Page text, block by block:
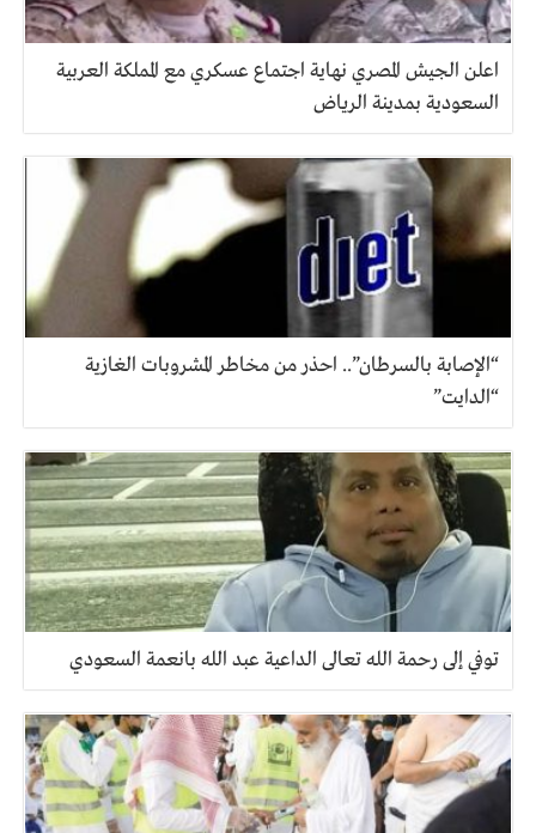
اعلن الجيش المصري نهاية اجتماع عسكري مع المملكة العربية
السعودية بمدينة الرياض
“الإصابة بالسرطان”.. احذر من مخاطر المشروبات الغازية
“الدايت”
توفي إلى رحمة الله تعالى الداعية عبد الله بانعمة السعودي